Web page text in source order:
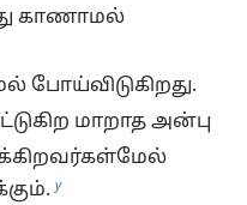
காணாமல்
போய்விடுகிறது.
மாறாத அன்பு
y